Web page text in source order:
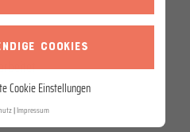
COOKIES
Cookie Einstellungen
Impressum